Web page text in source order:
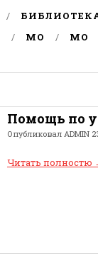
MO MO
Помощь по
Опубликовал ADMIN
Читать полностю